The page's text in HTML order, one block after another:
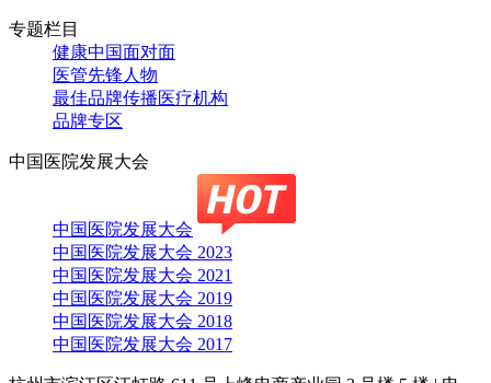
专题栏目
健康中国面对面
医管先锋人物
最佳品牌传播医疗机构
品牌专区
中国医院发展大会
中国医院发展大会
中国医院发展大会 2023
中国医院发展大会 2021
中国医院发展大会 2019
中国医院发展大会 2018
中国医院发展大会 2017